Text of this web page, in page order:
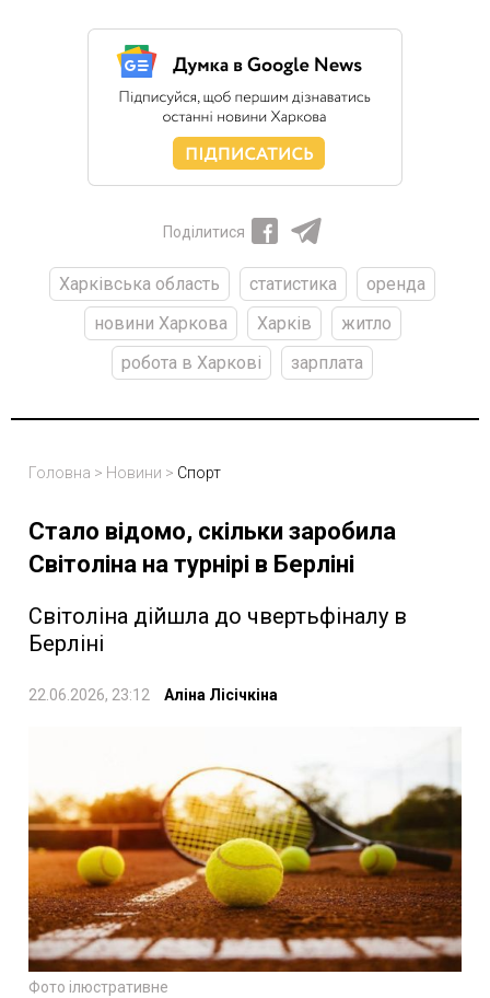
Поділитися
Харківська область статистика
оренда
новини Харкова
Харків
житло
робота в Харкові
зарплата
Головна > Новини > Спорт
Стало відомо, скільки заробила
Світоліна на турнірі в Берліні
Світоліна дійшла до чвертьфіналу в
Берліні
22.06.2026, 23:12 Аліна Лісічкіна
Фото ілюстративне